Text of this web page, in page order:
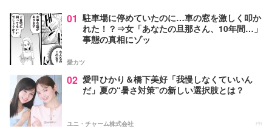
01 駐車場に停めていたのに…車の窓を激しく叩か
れた！？⇒女「あなたの旦那さん、10年間…」
事態の真相にゾッ
愛カツ
02 愛甲ひかり＆橋下美好「我慢しなくていいん
だ」夏の“暑さ対策”の新しい選択肢とは？
ユニ・チャーム株式会社 PR